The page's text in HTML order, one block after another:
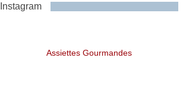
Instagram
Assiettes Gourmandes